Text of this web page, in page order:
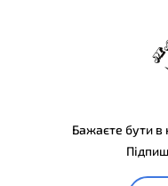
Бажаєте бути в